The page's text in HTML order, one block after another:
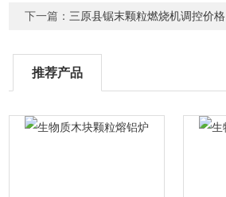
下一篇： 三原县锯末颗粒燃烧机调控价格
推荐产品